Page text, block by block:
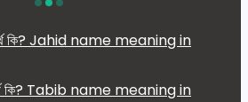
অর্থ কি? Jahid name meaning in
অর্থ কি? Tabib name meaning in